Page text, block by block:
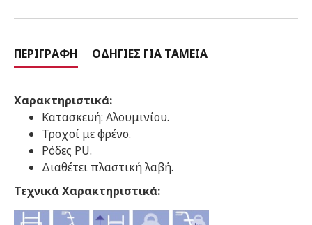
ΠΕΡΙΓΡΑΦΉ ΟΔΗΓΊΕΣ ΓΙΑ ΤΑΜΕΊΑ
Χαρακτηριστικά:
Κατασκευή: Αλουμινίου.
Τροχοί με φρένο.
Ρόδες PU.
Διαθέτει πλαστική λαβή.
Τεχνικά Χαρακτηριστικά: